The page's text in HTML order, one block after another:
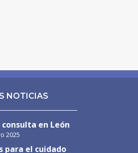
NOTICIAS
en León
2025
para el cuidado